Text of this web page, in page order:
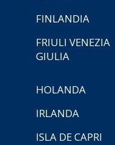
FINLANDIA
FRIULI VENEZIA
GIULIA
HOLANDA
IRLANDA
ISLA DE CAPRI